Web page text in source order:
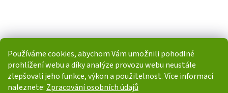
Používáme cookies, abychom Vám umožnili pohodlné
prohlížení webu a díky analýze provozu webu neustále
zlepšovali jeho funkce, výkon a použitelnost. Více informací
naleznete: Zpracování osobních údajů